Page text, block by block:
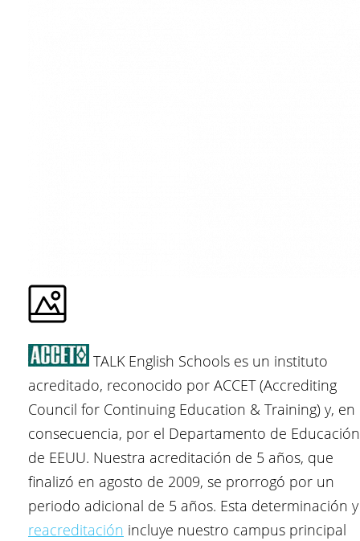
TALK English Schools es un instituto
acreditado, reconocido por ACCET (Accrediting
Council for Continuing Education & Training) y, en
consecuencia, por el Departamento de Educación
de EEUU. Nuestra acreditación de 5 años, que
finalizó en agosto de 2009, se prorrogó por un
periodo adicional de 5 años. Esta determinación y
reacreditación incluye nuestro campus principal